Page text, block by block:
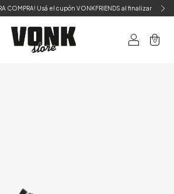
COMPRA! Usá el cupón VONKFRIENDS al finalizar
0